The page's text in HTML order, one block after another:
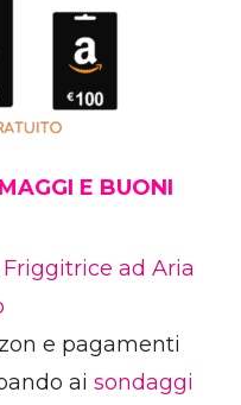
E BUONI
Friggitrice ad Aria
e pagamenti
ai sondaggi